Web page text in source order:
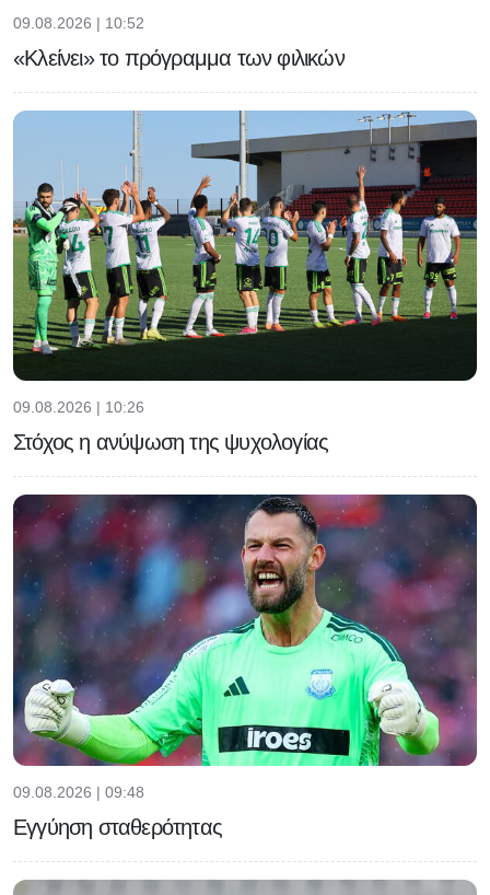
09.08.2026 | 10:52
«Κλείνει» το πρόγραμμα των φιλικών
09.08.2026 | 10:26
Στόχος η ανύψωση της ψυχολογίας
09.08.2026 | 09:48
Εγγύηση σταθερότητας